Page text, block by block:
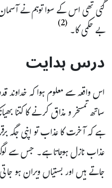
گئی تھی اس کے سوا توہم نے
بے حکمی کا۔(2)
درس ہدایت
اس واقعہ سے معلوم ہوا کہ خداوند
ساتھ تمسخر و مذاق کرنے کا کتنا
ہے کہ آخرت کا عذاب تو اپنی جگہ
عذاب نازل ہوجاتا ہے۔ جس سے
جاتے ہیں اور بستیاں ویران ہو